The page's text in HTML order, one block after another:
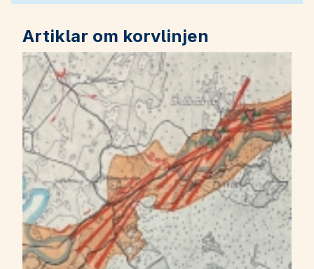
Artiklar om korvlinjen